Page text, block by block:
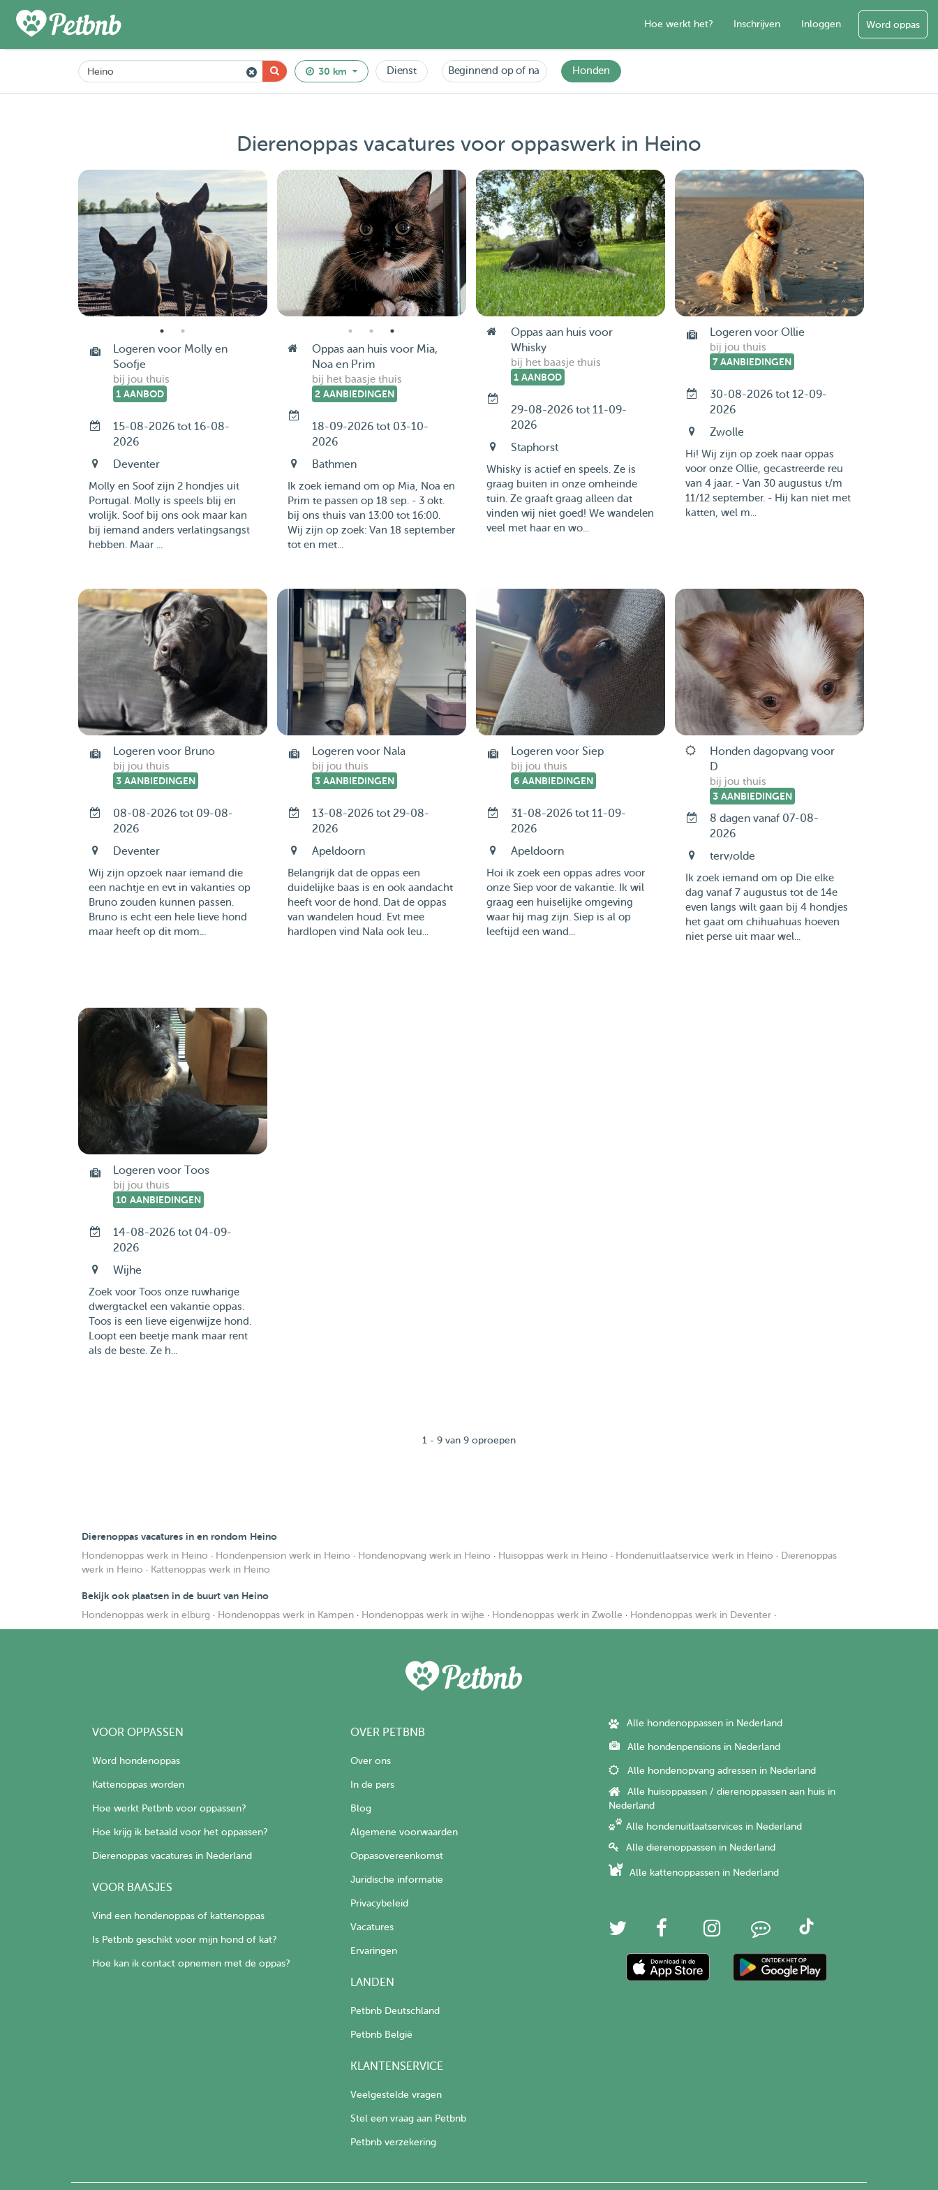
Hoe werkt het? Inschrijven Inloggen Word oppas
30 km Dienst Beginnend op of na Honden
Dierenoppas vacatures voor oppaswerk in Heino
Logeren voor Molly en
Soofje
bij jou thuis
1 AANBOD
15-08-2026 tot 16-08-
2026
Deventer
Molly en Soof zijn 2 hondjes uit
Portugal. Molly is speels blij en
vrolijk. Soof bij ons ook maar kan
bij iemand anders verlatingsangst
hebben. Maar ...
Oppas aan huis voor Mia,
Noa en Prim
bij het baasje thuis
2 AANBIEDINGEN
18-09-2026 tot 03-10-
2026
Bathmen
Ik zoek iemand om op Mia, Noa en
Prim te passen op 18 sep. - 3 okt.
bij ons thuis van 13:00 tot 16:00.
Wij zijn op zoek: Van 18 september
tot en met...
Oppas aan huis voor
Whisky
bij het baasje thuis
1 AANBOD
29-08-2026 tot 11-09-
2026
Staphorst
Whisky is actief en speels. Ze is
graag buiten in onze omheinde
tuin. Ze graaft graag alleen dat
vinden wij niet goed! We wandelen
veel met haar en wo...
Logeren voor Ollie
bij jou thuis
7 AANBIEDINGEN
30-08-2026 tot 12-09-
2026
Zwolle
Hi! Wij zijn op zoek naar oppas
voor onze Ollie, gecastreerde reu
van 4 jaar. - Van 30 augustus t/m
11/12 september. - Hij kan niet met
katten, wel m...
Logeren voor Bruno
bij jou thuis
3 AANBIEDINGEN
08-08-2026 tot 09-08-
2026
Deventer
Wij zijn opzoek naar iemand die
een nachtje en evt in vakanties op
Bruno zouden kunnen passen.
Bruno is echt een hele lieve hond
maar heeft op dit mom...
Logeren voor Nala
bij jou thuis
3 AANBIEDINGEN
13-08-2026 tot 29-08-
2026
Apeldoorn
Belangrijk dat de oppas een
duidelijke baas is en ook aandacht
heeft voor de hond. Dat de oppas
van wandelen houd. Evt mee
hardlopen vind Nala ook leu...
Logeren voor Siep
bij jou thuis
6 AANBIEDINGEN
31-08-2026 tot 11-09-
2026
Apeldoorn
Hoi ik zoek een oppas adres voor
onze Siep voor de vakantie. Ik wil
graag een huiselijke omgeving
waar hij mag zijn. Siep is al op
leeftijd een wand...
Honden dagopvang voor
D
bij jou thuis
3 AANBIEDINGEN
8 dagen vanaf 07-08-
2026
terwolde
Ik zoek iemand om op Die elke
dag vanaf 7 augustus tot de 14e
even langs wilt gaan bij 4 hondjes
het gaat om chihuahuas hoeven
niet perse uit maar wel...
Logeren voor Toos
bij jou thuis
10 AANBIEDINGEN
14-08-2026 tot 04-09-
2026
Wijhe
Zoek voor Toos onze ruwharige
dwergtackel een vakantie oppas.
Toos is een lieve eigenwijze hond.
Loopt een beetje mank maar rent
als de beste. Ze h...
1 - 9 van 9 oproepen
Dierenoppas vacatures in en rondom Heino
Hondenoppas werk in Heino · Hondenpension werk in Heino · Hondenopvang werk in Heino · Huisoppas werk in Heino · Hondenuitlaatservice werk in Heino · Dierenoppas
werk in Heino · Kattenoppas werk in Heino
Bekijk ook plaatsen in de buurt van Heino
Hondenoppas werk in elburg · Hondenoppas werk in Kampen · Hondenoppas werk in wijhe · Hondenoppas werk in Zwolle · Hondenoppas werk in Deventer ·
VOOR OPPASSEN
Word hondenoppas
Kattenoppas worden
Hoe werkt Petbnb voor oppassen?
Hoe krijg ik betaald voor het oppassen?
Dierenoppas vacatures in Nederland
VOOR BAASJES
Vind een hondenoppas of kattenoppas
Is Petbnb geschikt voor mijn hond of kat?
Hoe kan ik contact opnemen met de oppas?
OVER PETBNB
Over ons
In de pers
Blog
Algemene voorwaarden
Oppasovereenkomst
Juridische informatie
Privacybeleid
Vacatures
Ervaringen
LANDEN
Petbnb Deutschland
Petbnb België
KLANTENSERVICE
Veelgestelde vragen
Stel een vraag aan Petbnb
Petbnb verzekering
Alle hondenoppassen in Nederland
Alle hondenpensions in Nederland
Alle hondenopvang adressen in Nederland
Alle huisoppassen / dierenoppassen aan huis in
Nederland
Alle hondenuitlaatservices in Nederland
Alle dierenoppassen in Nederland
Alle kattenoppassen in Nederland